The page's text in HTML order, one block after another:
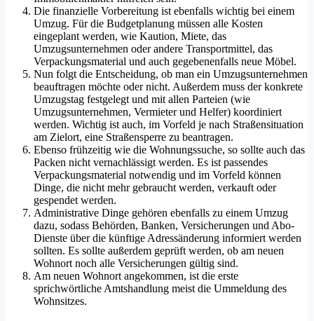
Die finanzielle Vorbereitung ist ebenfalls wichtig bei einem
Umzug. Für die Budgetplanung müssen alle Kosten
eingeplant werden, wie Kaution, Miete, das
Umzugsunternehmen oder andere Transportmittel, das
Verpackungsmaterial und auch gegebenenfalls neue Möbel.
Nun folgt die Entscheidung, ob man ein Umzugsunternehmen
beauftragen möchte oder nicht. Außerdem muss der konkrete
Umzugstag festgelegt und mit allen Parteien (wie
Umzugsunternehmen, Vermieter und Helfer) koordiniert
werden. Wichtig ist auch, im Vorfeld je nach Straßensituation
am Zielort, eine Straßensperre zu beantragen.
Ebenso frühzeitig wie die Wohnungssuche, so sollte auch das
Packen nicht vernachlässigt werden. Es ist passendes
Verpackungsmaterial notwendig und im Vorfeld können
Dinge, die nicht mehr gebraucht werden, verkauft oder
gespendet werden.
Administrative Dinge gehören ebenfalls zu einem Umzug
dazu, sodass Behörden, Banken, Versicherungen und Abo-
Dienste über die künftige Adressänderung informiert werden
sollten. Es sollte außerdem geprüft werden, ob am neuen
Wohnort noch alle Versicherungen gültig sind.
Am neuen Wohnort angekommen, ist die erste
sprichwörtliche Amtshandlung meist die Ummeldung des
Wohnsitzes.